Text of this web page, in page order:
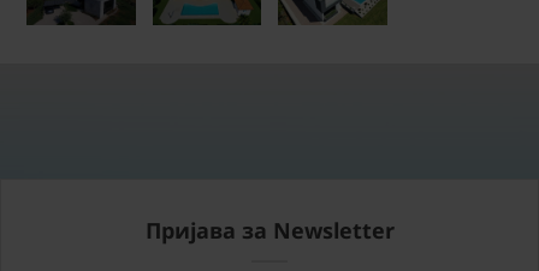
Пријава за Newsletter